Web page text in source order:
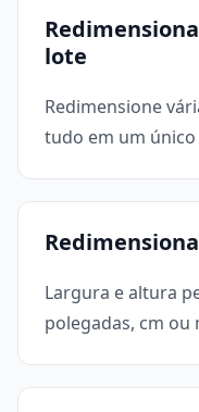
lote
Redimensione
tudo em um único
Largura e altura
polegadas, cm ou